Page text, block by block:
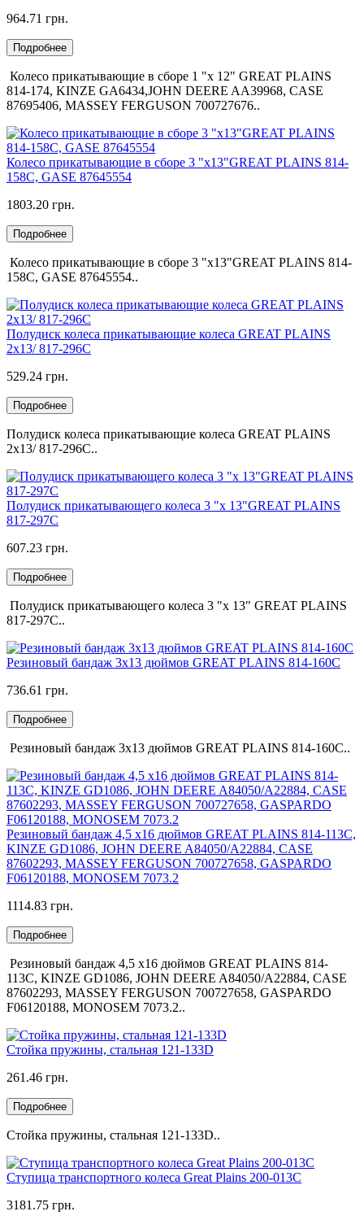
964.71 грн.
Подробнее
Колесо прикатывающие в сборе 1 "х 12" GREAT PLAINS
814-174, KINZE GA6434,JOHN DEERE AA39968, CASE
87695406, MASSEY FERGUSON 700727676..
Колесо прикатывающие в сборе 3 "х13"GREAT PLAINS 814-
158C, GASE 87645554
1803.20 грн.
Подробнее
Колесо прикатывающие в сборе 3 "х13"GREAT PLAINS 814-
158C, GASE 87645554..
Полудиск колеса прикатывающие колеса GREAT PLAINS
2x13/ 817-296C
529.24 грн.
Подробнее
Полудиск колеса прикатывающие колеса GREAT PLAINS
2x13/ 817-296C..
Полудиск прикатывающего колеса 3 "х 13"GREAT PLAINS
817-297C
607.23 грн.
Подробнее
Полудиск прикатывающего колеса 3 "х 13" GREAT PLAINS
817-297C..
Резиновый бандаж 3х13 дюймов GREAT PLAINS 814-160C
736.61 грн.
Подробнее
Резиновый бандаж 3х13 дюймов GREAT PLAINS 814-160C..
Резиновый бандаж 4,5 х16 дюймов GREAT PLAINS 814-113С,
KINZE GD1086, JOHN DEERE A84050/A22884, CASE
87602293, MASSEY FERGUSON 700727658, GASPARDO
F06120188, MONOSEM 7073.2
1114.83 грн.
Подробнее
Резиновый бандаж 4,5 х16 дюймов GREAT PLAINS 814-
113С, KINZE GD1086, JOHN DEERE A84050/A22884, CASE
87602293, MASSEY FERGUSON 700727658, GASPARDO
F06120188, MONOSEM 7073.2..
Стойка пружины, стальная 121-133D
261.46 грн.
Подробнее
Стойка пружины, стальная 121-133D..
Ступица транспортного колеса Great Plains 200-013C
3181.75 грн.